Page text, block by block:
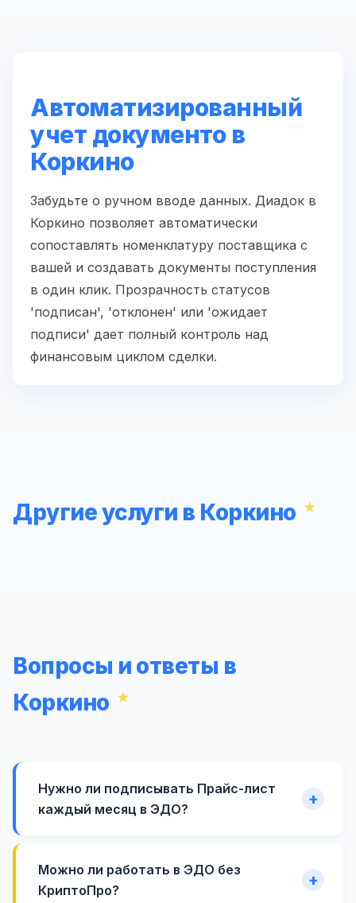
Автоматизированный
учет документо в
Коркино
Забудьте о ручном вводе данных. Диадок в
Коркино позволяет автоматически
сопоставлять номенклатуру поставщика с
вашей и создавать документы поступления
в один клик. Прозрачность статусов
'подписан', 'отклонен' или 'ожидает
подписи' дает полный контроль над
финансовым циклом сделки.
Другие услуги в Коркино
Вопросы и ответы в
Коркино
Нужно ли подписывать Прайс-лист
каждый месяц в ЭДО?
Можно ли работать в ЭДО без
КриптоПро?